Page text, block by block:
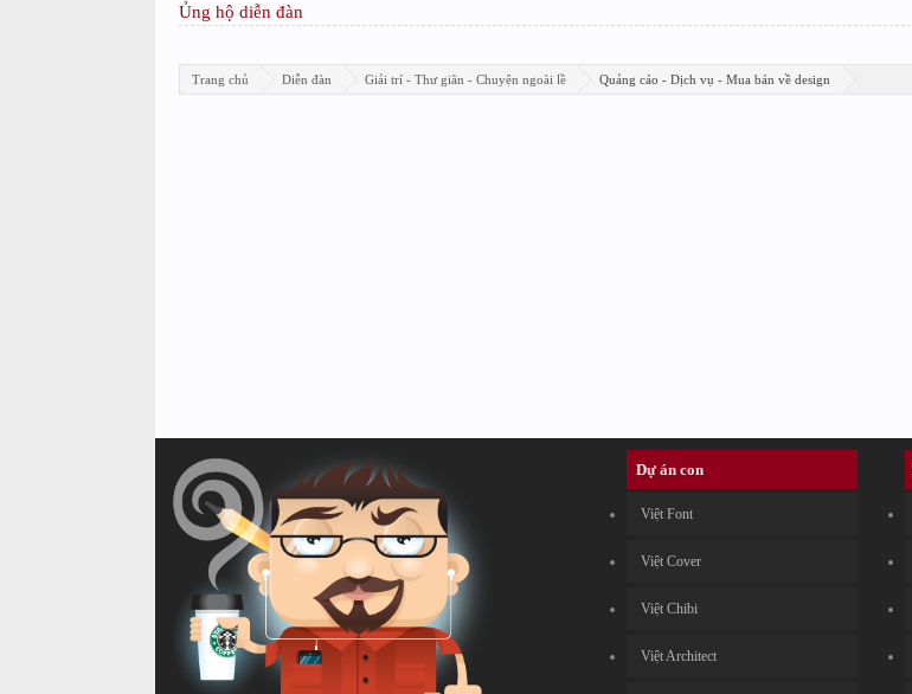
Ủng hộ diễn đàn
Trang chủ Diễn đàn Giải trí - Thư giãn - Chuyện ngoài lề Quảng cáo - Dịch vụ - Mua bán về design
Dự án con
Việt Font
Việt Cover
Việt Chibi
Việt Architect